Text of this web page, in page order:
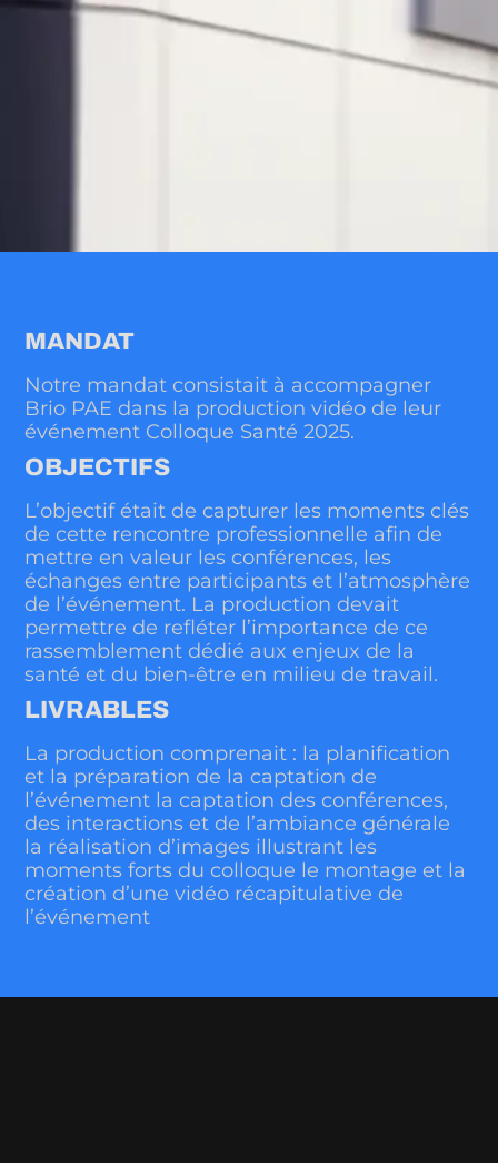
MANDAT
Notre mandat consistait à accompagner
Brio PAE dans la production vidéo de leur
événement Colloque Santé 2025.
OBJECTIFS
L’objectif était de capturer les moments clés
de cette rencontre professionnelle afin de
mettre en valeur les conférences, les
échanges entre participants et l’atmosphère
de l’événement. La production devait
permettre de refléter l’importance de ce
rassemblement dédié aux enjeux de la
santé et du bien-être en milieu de travail.
LIVRABLES
La production comprenait : la planification
et la préparation de la captation de
l’événement la captation des conférences,
des interactions et de l’ambiance générale
la réalisation d’images illustrant les
moments forts du colloque le montage et la
création d’une vidéo récapitulative de
l’événement